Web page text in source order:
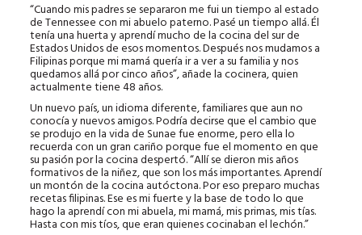
“Cuando mis padres se separaron me fui un tiempo al estado
de Tennessee con mi abuelo paterno. Pasé un tiempo allá. Él
tenía una huerta y aprendí mucho de la cocina del sur de
Estados Unidos de esos momentos. Después nos mudamos a
Filipinas porque mi mamá quería ir a ver a su familia y nos
quedamos allá por cinco años”, añade la cocinera, quien
actualmente tiene 48 años.
Un nuevo país, un idioma diferente, familiares que aun no
conocía y nuevos amigos. Podría decirse que el cambio que
se produjo en la vida de Sunae fue enorme, pero ella lo
recuerda con un gran cariño porque fue el momento en que
su pasión por la cocina despertó. “Allí se dieron mis años
formativos de la niñez, que son los más importantes. Aprendí
un montón de la cocina autóctona. Por eso preparo muchas
recetas filipinas. Ese es mi fuerte y la base de todo lo que
hago la aprendí con mi abuela, mi mamá, mis primas, mis tías.
Hasta con mis tíos, que eran quienes cocinaban el lechón.”